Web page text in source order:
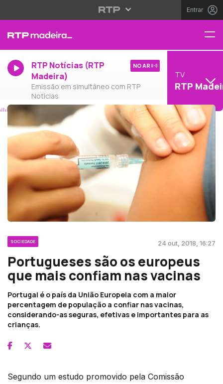
Entrar
RTP Notícias (RTP
Madeira)
Emissão em simultâneo com RTP
Notícias
NO AR
TV
RTP
SOCIEDADE 24 out, 2018, 16:27
Portugueses são os europeus
que mais confiam nas vacinas
Portugal é o país da União Europeia com a maior
percentagem de população a confiar nas vacinas,
considerando-as seguras, efetivas e importantes para as
crianças.
Segundo um estudo promovido pela Comissão